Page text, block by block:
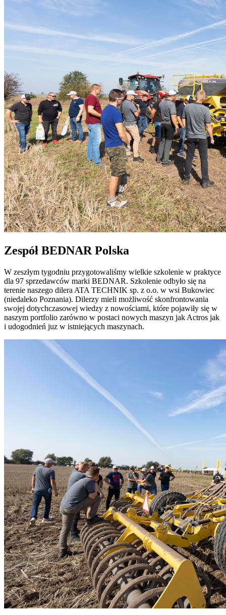
Zespół BEDNAR Polska
W zeszłym tygodniu przygotowaliśmy wielkie szkolenie w praktyce
dla 97 sprzedawców marki BEDNAR. Szkolenie odbyło się na
terenie naszego dilera ATA TECHNIK sp. z o.o. w wsi Bukowiec
(niedaleko Poznania). Dilerzy mieli możliwość skonfrontowania
swojej dotychczasowej wiedzy z nowościami, które pojawiły się w
naszym portfolio zarówno w postaci nowych maszyn jak Actros jak
i udogodnień juz w istniejących maszynach.